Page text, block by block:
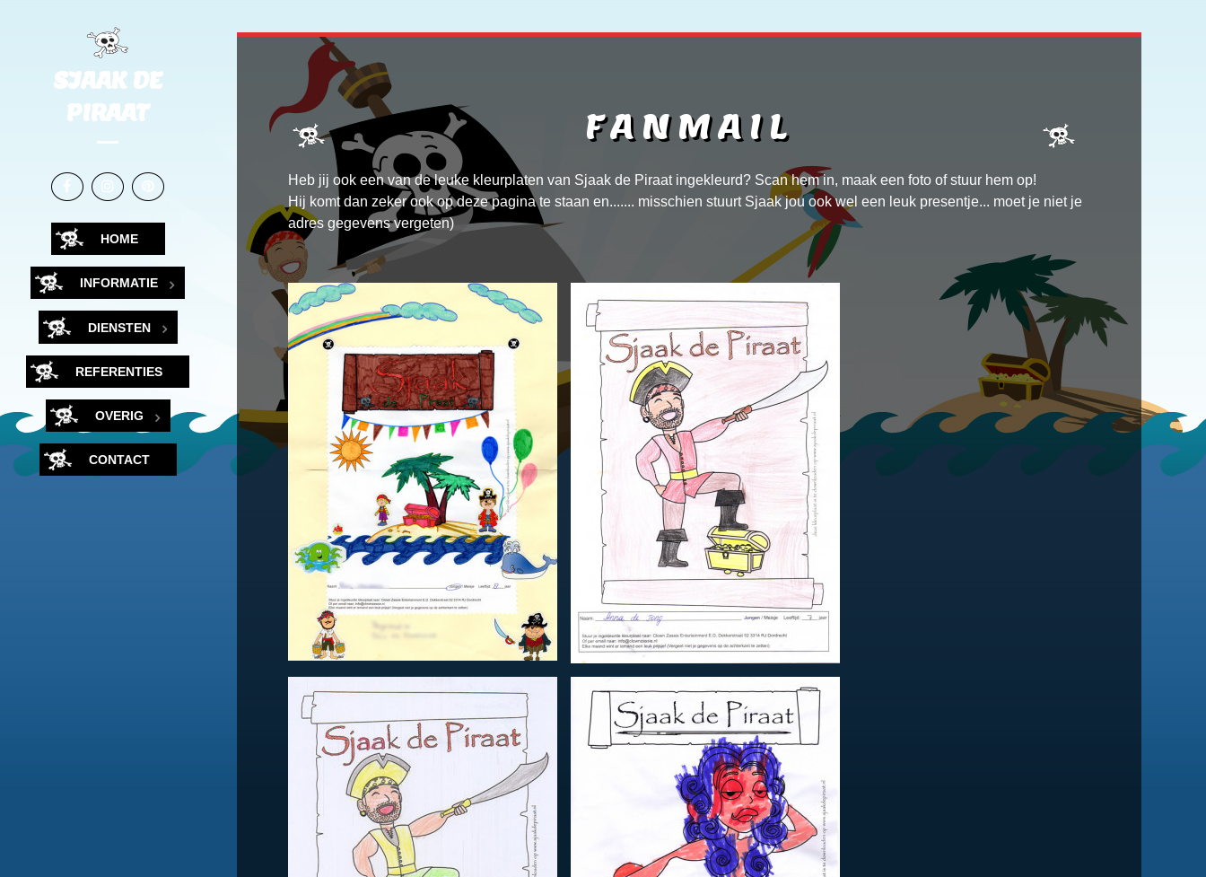
FANMAIL
Heb jij ook een van de leuke kleurplaten van Sjaak de Piraat ingekleurd? Scan hem in, maak een foto of stuur hem op!
Hij komt dan zeker ook op deze pagina te staan en....... misschien stuurt Sjaak jou ook wel een leuk presentje... moet je niet je
adres gegevens vergeten)
SJAAK DE
PIRAAT
HOME
INFORMATIE
DIENSTEN
REFERENTIES
OVERIG
CONTACT